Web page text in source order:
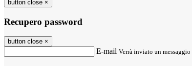
button close ×
Recupero password
button close ×
E-mail Verrà inviato un